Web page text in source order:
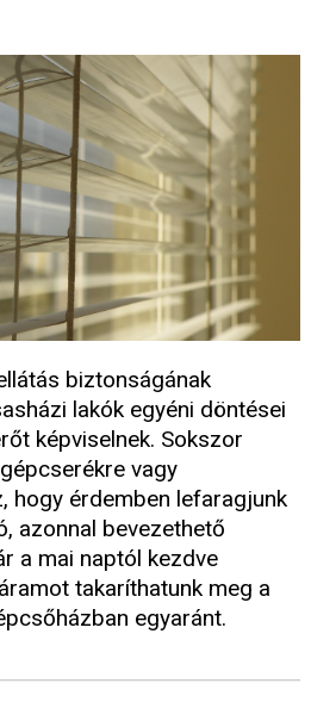
biztonságának
lakók egyéni döntései
képviselnek. Sokszor
vagy
hogy érdemben lefaragjunk
azonnal bevezethető
a mai naptól kezdve
takaríthatunk meg a
egyaránt.